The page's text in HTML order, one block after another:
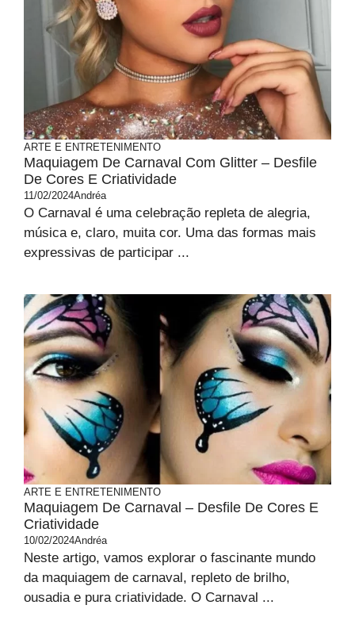
ARTE E ENTRETENIMENTO
Maquiagem De Carnaval Com Glitter – Desfile
De Cores E Criatividade
11/02/2024Andréa
O Carnaval é uma celebração repleta de alegria,
música e, claro, muita cor. Uma das formas mais
expressivas de participar ...
ARTE E ENTRETENIMENTO
Maquiagem De Carnaval – Desfile De Cores E
Criatividade
10/02/2024Andréa
Neste artigo, vamos explorar o fascinante mundo
da maquiagem de carnaval, repleto de brilho,
ousadia e pura criatividade. O Carnaval ...